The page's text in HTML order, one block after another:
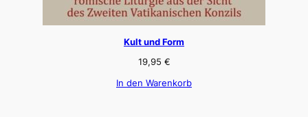
Kult und Form
19,95 €
In den Warenkorb